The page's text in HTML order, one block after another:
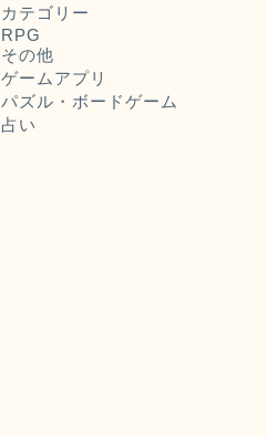
カテゴリー
RPG
その他
ゲームアプリ
パズル・ボードゲーム
占い